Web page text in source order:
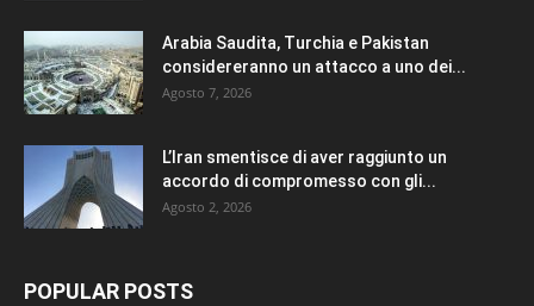
Arabia Saudita, Turchia e Pakistan
considereranno un attacco a uno dei...
Agosto 7, 2026
L’Iran smentisce di aver raggiunto un
accordo di compromesso con gli...
Agosto 2, 2026
POPULAR POSTS